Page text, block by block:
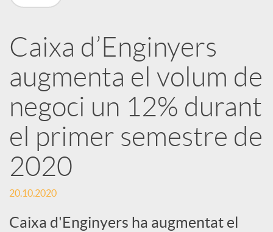
r
x
e
s
S
Caixa d’Enginyers
augmenta el volum de
negoci un 12% durant
el primer semestre de
2020
20.10.2020
Caixa d'Enginyers ha augmentat el